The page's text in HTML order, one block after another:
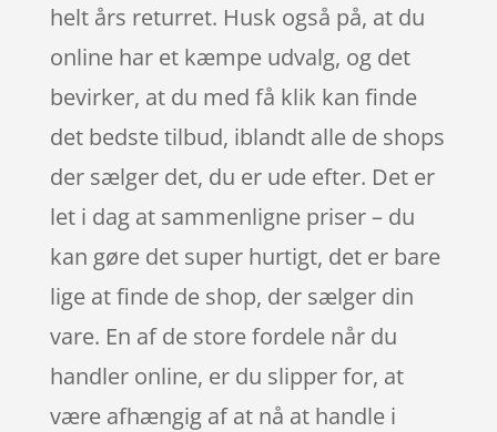
helt års returret. Husk også på, at du
online har et kæmpe udvalg, og det
bevirker, at du med få klik kan finde
det bedste tilbud, iblandt alle de shops
der sælger det, du er ude efter. Det er
let i dag at sammenligne priser – du
kan gøre det super hurtigt, det er bare
lige at finde de shop, der sælger din
vare. En af de store fordele når du
handler online, er du slipper for, at
være afhængig af at nå at handle i